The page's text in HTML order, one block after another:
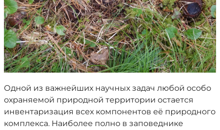
Одной из важнейших научных задач любой особо
охраняемой природной территории остается
инвентаризация всех компонентов её природного
комплекса. Наиболее полно в заповеднике